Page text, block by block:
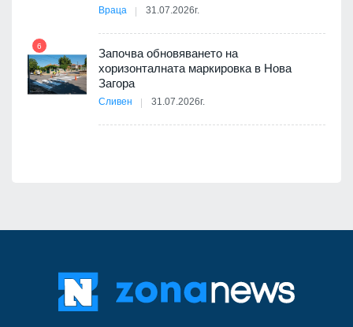
Враца 31.07.2026г.
6
Започва обновяването на
хоризонталната маркировка в Нова
Загора
Сливен 31.07.2026г.